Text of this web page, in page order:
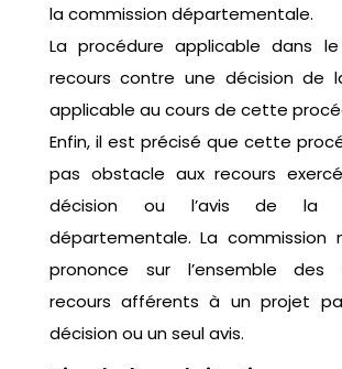
la commission départementale.
La procédure applicable dans
recours contre une décision de
applicable au cours de cette
Enfin, il est précisé que cette
pas obstacle aux recours
décision ou l’avis de la
départementale. La commission
prononce sur l’ensemble des
recours afférents à un projet
décision ou un seul avis.